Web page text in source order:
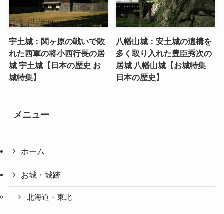
宇土城：関ヶ原の戦いで敗
れた西軍の将小西行長の居
城 宇土城【日本の歴史 お
城特集】
八幡山城：安土城の遺構を
多く取り入れた豊臣秀次の
居城 八幡山城【お城特集
日本の歴史】
メニュー
ホーム
お城・城跡
北海道・東北